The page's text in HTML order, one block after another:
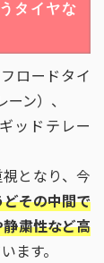
タイヤな
ロードタイ
ン）、
ッドテレー
となり、今
その中間で
粛性など高
ます。